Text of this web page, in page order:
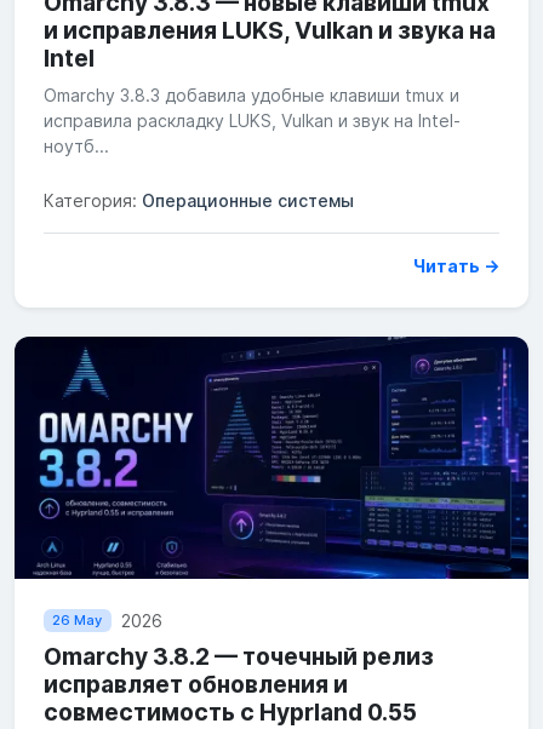
и исправления LUKS, Vulkan и звука на
Intel
Omarchy 3.8.3 добавила удобные клавиши tmux и
исправила раскладку LUKS, Vulkan и звук на Intel-
ноутб...
Категория: Операционные системы
Читать →
26 May 2026
Omarchy 3.8.2 — точечный релиз
исправляет обновления и
совместимость с Hyprland 0.55